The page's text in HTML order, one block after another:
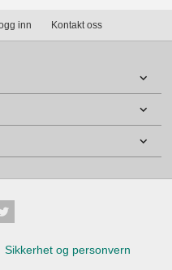
inn Kontakt oss
Sikkerhet og personvern